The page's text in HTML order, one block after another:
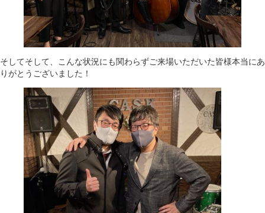
そしてそして、こんな状況にも関わらずご来場いただいた皆様本当にあ
りがとうございました！